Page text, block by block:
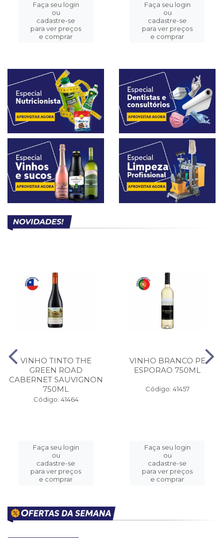
Faça seu login
ou
cadastre-se
para ver preços
e comprar
Faça seu login
ou
cadastre-se
para ver preços
e comprar
VINHO TINTO THE
GREEN ROAD
CABERNET SAUVIGNON
750ML
Código: 41464
Faça seu login
ou
cadastre-se
para ver preços
e comprar
VINHO BRANCO PE
ESPORAO 750ML
Código: 41457
Faça seu login
ou
cadastre-se
para ver preços
e comprar